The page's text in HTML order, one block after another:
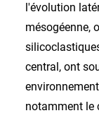
l'évolution
mésogéenne,
central, ont
notamment le